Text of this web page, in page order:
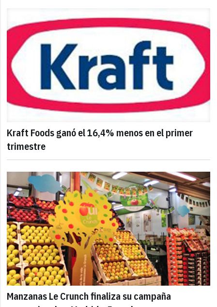
Kraft Foods ganó el 16,4% menos en el primer
trimestre
Manzanas Le Crunch finaliza su campaña